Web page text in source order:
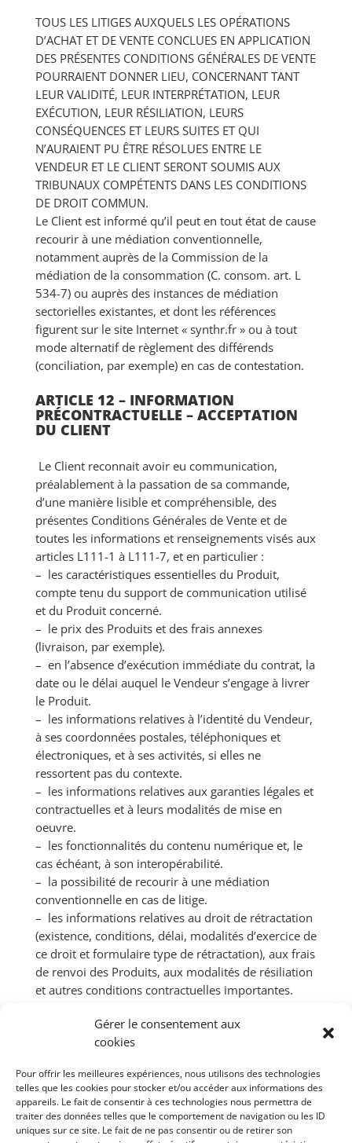
Gérer le consentement aux
cookies
Pour offrir les meilleures expériences, nous utilisons des technologies
telles que les cookies pour stocker et/ou accéder aux informations des
appareils. Le fait de consentir à ces technologies nous permettra de
traiter des données telles que le comportement de navigation ou les ID
uniques sur ce site. Le fait de ne pas consentir ou de retirer son
TOUS LES LITIGES AUXQUELS LES OPÉRATIONS
D’ACHAT ET DE VENTE CONCLUES EN APPLICATION
DES PRÉSENTES CONDITIONS GÉNÉRALES DE VENTE
POURRAIENT DONNER LIEU, CONCERNANT TANT
LEUR VALIDITÉ, LEUR INTERPRÉTATION, LEUR
EXÉCUTION, LEUR RÉSILIATION, LEURS
CONSÉQUENCES ET LEURS SUITES ET QUI
N’AURAIENT PU ÊTRE RÉSOLUES ENTRE LE
VENDEUR ET LE CLIENT SERONT SOUMIS AUX
TRIBUNAUX COMPÉTENTS DANS LES CONDITIONS
DE DROIT COMMUN.
Le Client est informé qu’il peut en tout état de cause
recourir à une médiation conventionnelle,
notamment auprès de la Commission de la
médiation de la consommation (C. consom. art. L
534-7) ou auprès des instances de médiation
sectorielles existantes, et dont les références
figurent sur le site Internet « synthr.fr » ou à tout
mode alternatif de règlement des différends
(conciliation, par exemple) en cas de contestation.
ARTICLE 12 – INFORMATION
PRÉCONTRACTUELLE – ACCEPTATION
DU CLIENT
Le Client reconnait avoir eu communication,
préalablement à la passation de sa commande,
d’une manière lisible et compréhensible, des
présentes Conditions Générales de Vente et de
toutes les informations et renseignements visés aux
articles L111-1 à L111-7, et en particulier :
– les caractéristiques essentielles du Produit,
compte tenu du support de communication utilisé
et du Produit concerné.
– le prix des Produits et des frais annexes
(livraison, par exemple).
– en l’absence d’exécution immédiate du contrat, la
date ou le délai auquel le Vendeur s’engage à livrer
le Produit.
– les informations relatives à l’identité du Vendeur,
à ses coordonnées postales, téléphoniques et
électroniques, et à ses activités, si elles ne
ressortent pas du contexte.
– les informations relatives aux garanties légales et
contractuelles et à leurs modalités de mise en
oeuvre.
– les fonctionnalités du contenu numérique et, le
cas échéant, à son interopérabilité.
– la possibilité de recourir à une médiation
conventionnelle en cas de litige.
– les informations relatives au droit de rétractation
(existence, conditions, délai, modalités d’exercice de
ce droit et formulaire type de rétractation), aux frais
de renvoi des Produits, aux modalités de résiliation
et autres conditions contractuelles importantes.
commander sur le site Internet « synthr.fr »
emporte adhésion et acceptation pleine et entière
qui est expressément reconnu par le Client, qui
renonce, notamment, à se prévaloir de tout
document contradictoire, qui serait inopposable au
Vendeur .